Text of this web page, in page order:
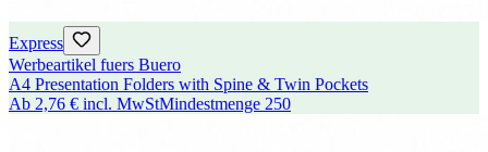
Express
Werbeartikel fuers Buero
A4 Presentation Folders with Spine & Twin Pockets
Ab 2,76 € incl. MwStMindestmenge 250